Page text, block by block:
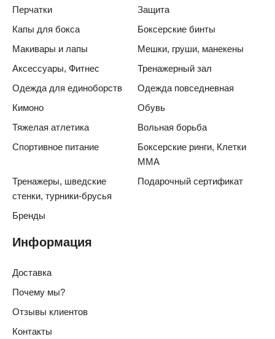
Перчатки
Защита
Капы для бокса
Боксерские бинты
Макивары и лапы
Мешки, груши, манекены
Аксессуары, Фитнес
Тренажерный зал
Одежда для единоборств
Одежда повседневная
Кимоно
Обувь
Тяжелая атлетика
Вольная борьба
Спортивное питание
Боксерские ринги, Клетки
ММА
Тренажеры, шведские
стенки, турники-брусья
Подарочный сертификат
Бренды
Информация
Доставка
Почему мы?
Отзывы клиентов
Контакты